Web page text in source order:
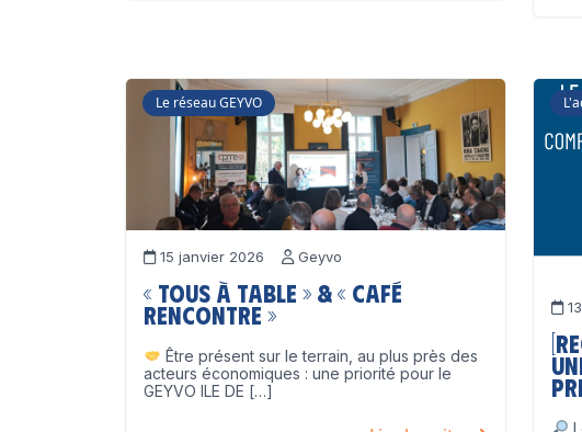
Le réseau GEYVO
15 janvier 2026 Geyvo
« Tous à table » & « Café
Rencontre »
Être présent sur le terrain, au plus près des
acteurs économiques : une priorité pour le
GEYVO ILE DE […]